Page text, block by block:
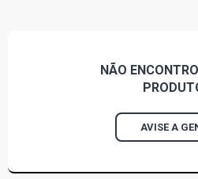
NÃO
AVISE A